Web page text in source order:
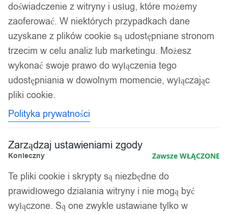
doświadczenie z witryny i usług, które możemy
zaoferować. W niektórych przypadkach dane
uzyskane z plików cookie są udostępniane stronom
trzecim w celu analiz lub marketingu. Możesz
wykonać swoje prawo do wyłączenia tego
udostępniania w dowolnym momencie, wyłączając
pliki cookie.
Polityka prywatności
Zarządzaj ustawieniami zgody
Konieczny Zawsze WŁĄCZONE
Te pliki cookie i skrypty są niezbędne do
prawidłowego działania witryny i nie mogą być
wyłączone. Są one zwykle ustawiane tylko w